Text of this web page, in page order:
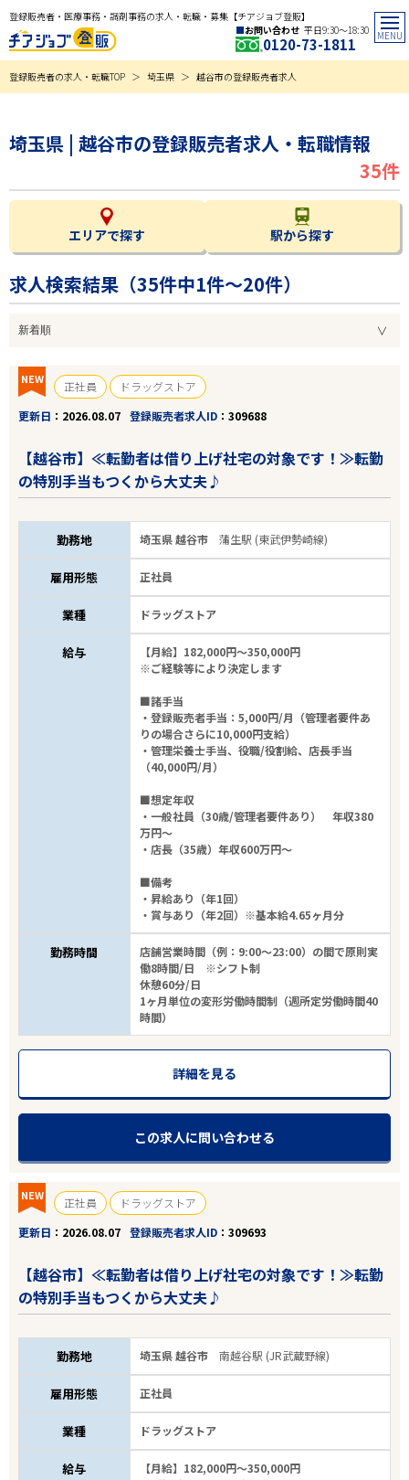
登録販売者・医療事務・調剤事務の求人・転職・募集【チアジョブ登販】
お問い合わせ 平日9:30〜18:30
0120-73-1811
登録販売者の求人・転職TOP 埼玉県 越谷市の登録販売者求人
埼玉県 | 越谷市の登録販売者求人・転職情報
35件
エリアで探す 駅から探す
求人検索結果（35件中1件～20件）
NEW 正社員
ドラッグストア
更新日
2026.08.07 登録販売者求人ID 309688
【越谷市】≪転勤者は借り上げ社宅の対象です！≫転勤
の特別手当もつくから大丈夫♪
勤務地 埼玉県 越谷市蒲生駅 (東武伊勢崎線)
雇用形態 正社員
業種 ドラッグストア
給与
【月給】182,000円～350,000円
※ご経験等により決定します
■諸手当
・登録販売者手当：5,000円/月（管理者要件あ
りの場合さらに10,000円支給）
・管理栄養士手当、役職/役割給、店長手当
（40,000円/月）
■想定年収
・一般社員（30歳/管理者要件あり） 年収380
万円～
・店長（35歳）年収600万円～
■備考
・昇給あり（年1回）
・賞与あり（年2回）※基本給4.65ヶ月分
勤務時間
店舗営業時間（例：9:00～23:00）の間で原則実
働8時間/日 ※シフト制
休憩60分/日
1ヶ月単位の変形労働時間制（週所定労働時間40
時間）
詳細を見る
この求人に問い合わせる
NEW 正社員
ドラッグストア
更新日
2026.08.07 登録販売者求人ID 309693
【越谷市】≪転勤者は借り上げ社宅の対象です！≫転勤
の特別手当もつくから大丈夫♪
勤務地 埼玉県 越谷市南越谷駅 (JR武蔵野線)
雇用形態 正社員
業種 ドラッグストア
給与
【月給】182,000円～350,000円